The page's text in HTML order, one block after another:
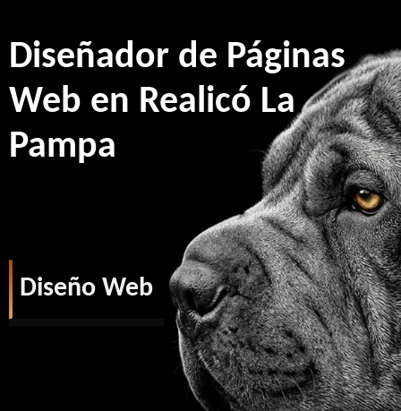
Diseñador de Páginas
Web en Realicó La
Pampa
Diseño Web